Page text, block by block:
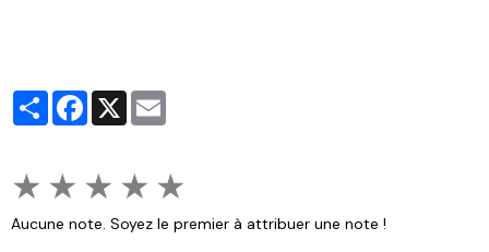
PartagerFacebook
X
★ ★ ★ ★ ★
Aucune note. Soyez le premier à attribuer une note !